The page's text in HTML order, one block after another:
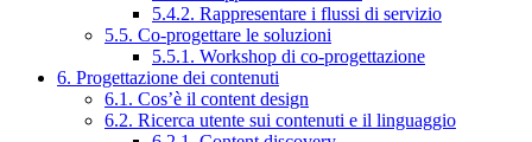
5.4.2. Rappresentare i flussi di servizio
5.5. Co-progettare le soluzioni
5.5.1. Workshop di co-progettazione
6. Progettazione dei contenuti
6.1. Cos’è il content design
6.2. Ricerca utente sui contenuti e il linguaggio